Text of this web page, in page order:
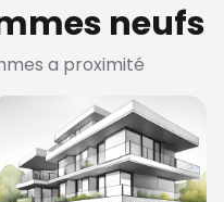
neufs
a proximité